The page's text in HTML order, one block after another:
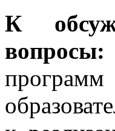
К
вопросы:
программ